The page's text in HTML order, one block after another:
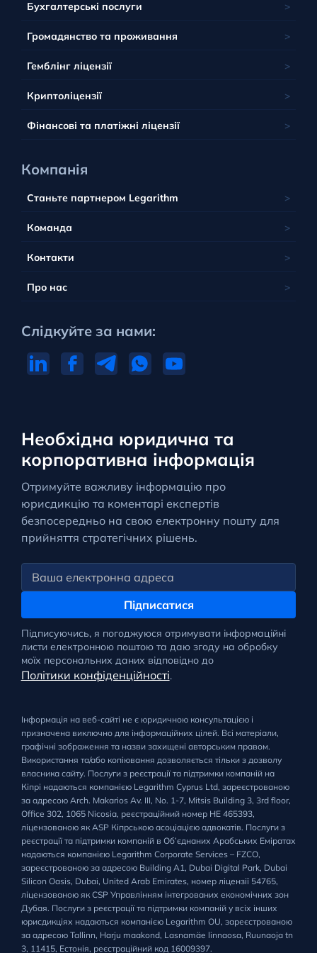
Необхідна юридична та
корпоративна інформація
Отримуйте важливу інформацію про
юрисдикцію та коментарі експертів
безпосередньо на свою електронну пошту для
прийняття стратегічних рішень.
Підписатися
Підписуючись, я погоджуюся отримувати інформаційні
листи електронною поштою та даю згоду на обробку
моїх персональних даних відповідно до
Політики конфіденційності.
Бухгалтерські послуги
Громадянство та проживання
Гемблінг ліцензії
Криптоліцензії
Фінансові та платіжні ліцензії
Багами
Барбадос
Юрисдикція Беліз
Люксембург
Мальта
Польща
Тувалу
Вануату
Компанія
Станьте партнером Legarithm
Команда
Контакти
Про нас
Слідкуйте за нами:
Інформація на веб-сайті не є юридичною консультацією і
призначена виключно для інформаційних цілей. Всі матеріали,
графічні зображення та назви захищені авторським правом.
Використання та/або копіювання дозволяється тільки з дозволу
власника сайту. Послуги з реєстрації та підтримки компаній на
Кіпрі надаються компанією Legarithm Cyprus Ltd, зареєстрованою
за адресою Arch. Makarios Av. III, No. 1-7, Mitsis Building 3, 3rd floor,
Office 302, 1065 Nicosia, реєстраційний номер HE 465393,
ліцензованою як ASP Кіпрською асоціацією адвокатів. Послуги з
реєстрації та підтримки компаній в Об’єднаних Арабських Еміратах
надаються компанією Legarithm Corporate Services – FZCO,
зареєстрованою за адресою Building A1, Dubai Digital Park, Dubai
Silicon Oasis, Dubai, United Arab Emirates, номер ліцензії 54765,
ліцензованою як CSP Управлінням інтегрованих економічних зон
Дубая. Послуги з реєстрації та підтримки компаній у всіх інших
юрисдикціях надаються компанією Legarithm OU, зареєстрованою
за адресою Tallinn, Harju maakond, Lasnamäe linnaosa, Ruunaoja tn
3, 11415, Естонія, реєстраційний код 16009397.